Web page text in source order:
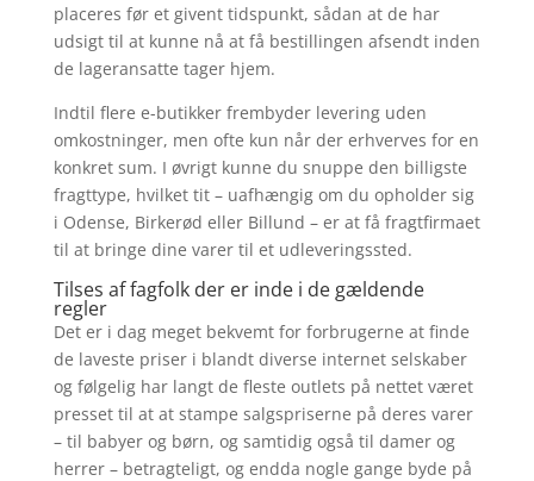
placeres før et givent tidspunkt, sådan at de har
udsigt til at kunne nå at få bestillingen afsendt inden
de lageransatte tager hjem.
Indtil flere e-butikker frembyder levering uden
omkostninger, men ofte kun når der erhverves for en
konkret sum. I øvrigt kunne du snuppe den billigste
fragttype, hvilket tit – uafhængig om du opholder sig
i Odense, Birkerød eller Billund – er at få fragtfirmaet
til at bringe dine varer til et udleveringssted.
Tilses af fagfolk der er inde i de gældende
regler
Det er i dag meget bekvemt for forbrugerne at finde
de laveste priser i blandt diverse internet selskaber
og følgelig har langt de fleste outlets på nettet været
presset til at at stampe salgspriserne på deres varer
– til babyer og børn, og samtidig også til damer og
herrer – betragteligt, og endda nogle gange byde på